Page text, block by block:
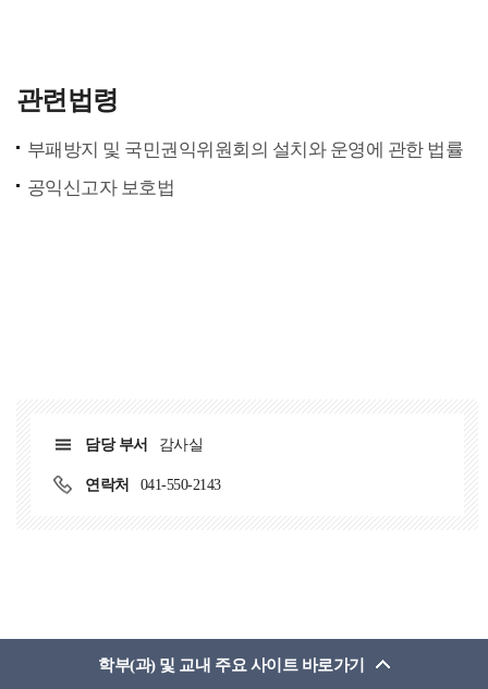
관련법령
부패방지 및 국민권익위원회의 설치와 운영에 관한 법률
공익신고자 보호법
담당 부서 감사실
연락처 041-550-2143
학부(과) 및 교내 주요 사이트 바로가기